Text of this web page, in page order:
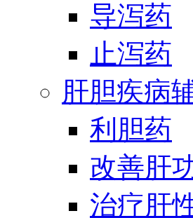
导泻药
止泻药
肝胆疾病
利胆药
改善肝
治疗肝